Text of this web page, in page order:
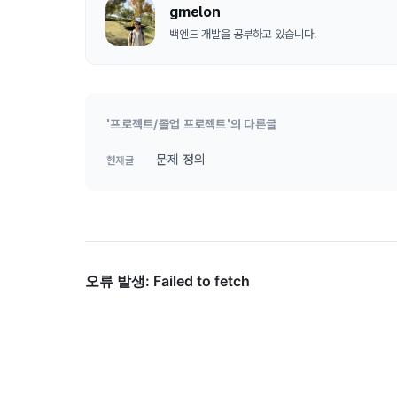
gmelon
백엔드 개발을 공부하고 있습니다.
'프로젝트/졸업 프로젝트'의 다른글
현재글 문제 정의